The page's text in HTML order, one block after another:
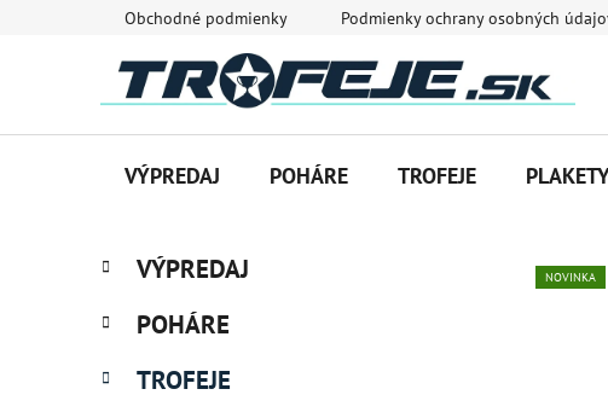
Obchodné podmienky Podmienky ochrany osobných
VÝPREDAJ POHÁRE TROFEJE
B
č
ý
Preskočiť
kategórie
K
a
e
ó
VÝPREDAJ
POHÁRE
TROFEJE
NOVINKA